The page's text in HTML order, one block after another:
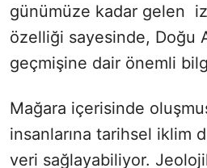
günümüze kadar gelen
özelliği sayesinde, Doğu
geçmişine dair önemli
Mağara içerisinde
insanlarına tarihsel iklim
veri sağlayabiliyor.